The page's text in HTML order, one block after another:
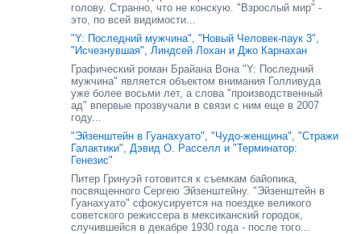
голову. Странно, что не конскую. "Взрослый мир" -
это, по всей видимости...
"Y: Последний мужчина", "Новый Человек-паук 3",
"Исчезнувшая", Линдсей Лохан и Джо Карнахан
Графический роман Брайана Вона "Y: Последний
мужчина" является объектом внимания Голливуда
уже более восьми лет, а слова "производственный
ад" впервые прозвучали в связи с ним еще в 2007
году...
"Эйзенштейн в Гуанахуато", "Чудо-женщина", "Стражи
Галактики", Дэвид О. Расселл и "Терминатор:
Генезис"
Питер Гринуэй готовится к съемкам байопика,
посвященного Сергею Эйзенштейну. "Эйзенштейн в
Гуанахуато" сфокусируется на поездке великого
советского режиссера в мексиканский городок,
случившейся в декабре 1930 года - после того...